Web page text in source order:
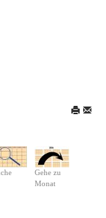
Gehe zu
Monat